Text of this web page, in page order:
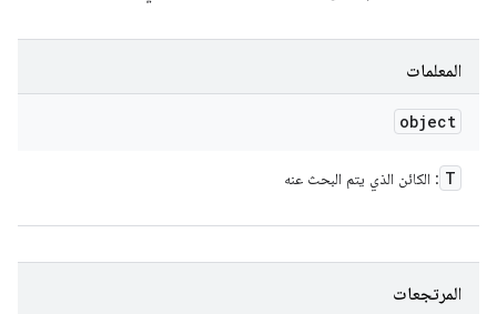
المعلمات
object
T : الكائن الذي يتم البحث عنه
المرتجعات